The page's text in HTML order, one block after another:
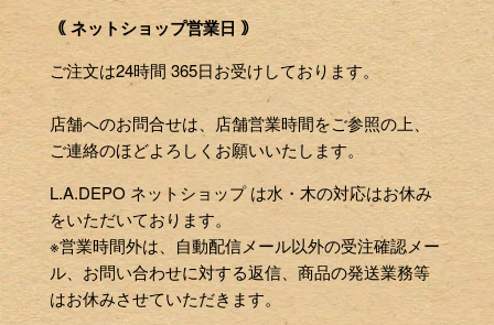
｟ ネットショップ営業日 ｠
ご注文は24時間 365日お受けしております。
店舗へのお問合せは、店舗営業時間をご参照の上、
ご連絡のほどよろしくお願いいたします。
L.A.DEPO ネットショップ は水・木の対応はお休み
をいただいております。
※営業時間外は、自動配信メール以外の受注確認メー
ル、お問い合わせに対する返信、商品の発送業務等
はお休みさせていただきます。